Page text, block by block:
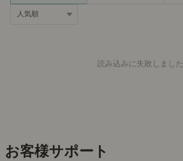
読み込みに失敗しました
お客様サポート